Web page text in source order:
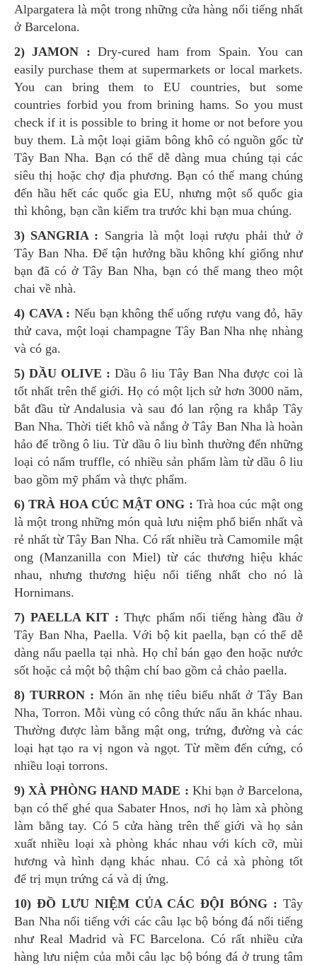
Alpargatera là một trong những cửa hàng nổi tiếng nhất
ở Barcelona.
2) JAMON : Dry-cured ham from Spain. You can
easily purchase them at supermarkets or local markets.
You can bring them to EU countries, but some
countries forbid you from brining hams. So you must
check if it is possible to bring it home or not before you
buy them. Là một loại giăm bông khô có nguồn gốc từ
Tây Ban Nha. Bạn có thể dễ dàng mua chúng tại các
siêu thị hoặc chợ địa phương. Bạn có thể mang chúng
đến hầu hết các quốc gia EU, nhưng một số quốc gia
thì không, bạn cần kiểm tra trước khi bạn mua chúng.
3) SANGRIA : Sangria là một loại rượu phải thử ở
Tây Ban Nha. Để tận hưởng bầu không khí giống như
bạn đã có ở Tây Ban Nha, bạn có thể mang theo một
chai về nhà.
4) CAVA : Nếu bạn không thể uống rượu vang đỏ, hãy
thử cava, một loại champagne Tây Ban Nha nhẹ nhàng
và có ga.
5) DẦU OLIVE :Dầu ô liu Tây Ban Nha được coi là
tốt nhất trên thế giới. Họ có một lịch sử hơn 3000 năm,
bắt đầu từ Andalusia và sau đó lan rộng ra khắp Tây
Ban Nha. Thời tiết khô và nắng ở Tây Ban Nha là hoàn
hảo để trồng ô liu. Từ dầu ô liu bình thường đến những
loại có nấm truffle, có nhiều sản phẩm làm từ dầu ô liu
bao gồm mỹ phẩm và thực phẩm.
6) TRÀ HOA CÚC MẬT ONG : Trà hoa cúc mật ong
là một trong những món quà lưu niệm phổ biến nhất và
rẻ nhất từ ​​Tây Ban Nha. Có rất nhiều trà Camomile mật
ong (Manzanilla con Miel) từ các thương hiệu khác
nhau, nhưng thương hiệu nổi tiếng nhất cho nó là
Hornimans.
7) PAELLA KIT : Thực phẩm nổi tiếng hàng đầu ở
Tây Ban Nha, Paella. Với bộ kit paella, bạn có thể dễ
dàng nấu paella tại nhà. Họ chỉ bán gạo đen hoặc nước
sốt hoặc cả một bộ thậm chí bao gồm cả chảo paella.
8) TURRON : Món ăn nhẹ tiêu biểu nhất ở Tây Ban
Nha, Torron. Mỗi vùng có công thức nấu ăn khác nhau.
Thường được làm bằng mật ong, trứng, đường và các
loại hạt tạo ra vị ngon và ngọt. Từ mềm đến cứng, có
nhiều loại torrons.
9) XÀ PHÒNG HAND MADE : Khi bạn ở Barcelona,
​​bạn có thể ghé qua Sabater Hnos, nơi họ làm xà phòng
làm bằng tay. Có 5 cửa hàng trên thế giới và họ sản
xuất nhiều loại xà phòng khác nhau với kích cỡ, mùi
hương và hình dạng khác nhau. Có cả xà phòng tốt
để trị mụn trứng cá và dị ứng.
10) ĐỒ LƯU NIỆM CỦA CÁC ĐỘI BÓNG : Tây
Ban Nha nổi tiếng với các câu lạc bộ bóng đá nổi tiếng
như Real Madrid và FC Barcelona. Có rất nhiều cửa
hàng lưu niệm của mỗi câu lạc bộ bóng đá ở trung tâm